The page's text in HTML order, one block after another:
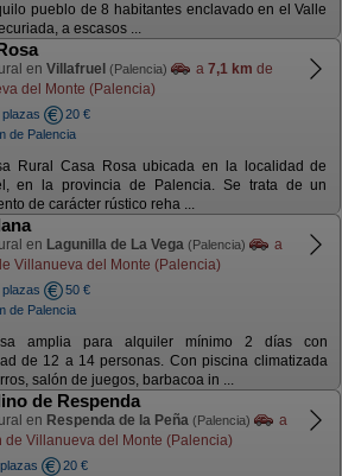
pueblo de 8 habitantes enclavado en el Valle
a escasos ...
en Villafruel (Palencia) a 7,1 km de
del Monte (Palencia)
plazas
20 €
de Palencia
Rural Casa Rosa ubicada en la localidad de
en la provincia de Palencia. Se trata de un
de carácter rústico reha ...
en Lagunilla de La Vega (Palencia)
a
Villanueva del Monte (Palencia)
plazas
50 €
de Palencia
amplia para alquiler mínimo 2 días con
de 12 a 14 personas. Con piscina climatizada
salón de juegos, barbacoa in ...
de Respenda
en Respenda de la Peña (Palencia)
a
de Villanueva del Monte (Palencia)
20 €